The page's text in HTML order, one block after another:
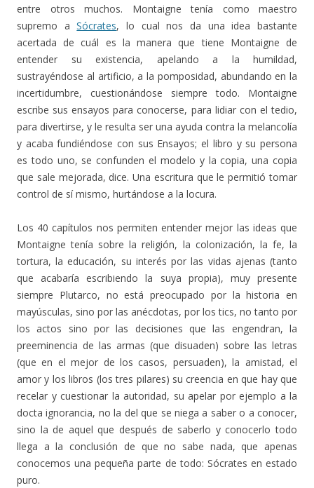
entre otros muchos. Montaigne tenía como maestro
supremo aSócrates, lo cual nos da una idea bastante
acertada de cuál es la manera que tiene Montaigne de
entender su existencia, apelando a la humildad,
sustrayéndose al artificio, a la pomposidad, abundando en la
incertidumbre, cuestionándose siempre todo. Montaigne
escribe sus ensayos para conocerse, para lidiar con el tedio,
para divertirse, y le resulta ser una ayuda contra la melancolía
y acaba fundiéndose con sus Ensayos; el libro y su persona
es todo uno, se confunden el modelo y la copia, una copia
que sale mejorada, dice. Una escritura que le permitió tomar
control de sí mismo, hurtándose a la locura.
Los 40 capítulos nos permiten entender mejor las ideas que
Montaigne tenía sobre la religión, la colonización, la fe, la
tortura, la educación, su interés por las vidas ajenas (tanto
que acabaría escribiendo la suya propia), muy presente
siempre Plutarco, no está preocupado por la historia en
mayúsculas, sino por las anécdotas, por los tics, no tanto por
los actos sino por las decisiones que las engendran, la
preeminencia de las armas (que disuaden) sobre las letras
(que en el mejor de los casos, persuaden), la amistad, el
amor y los libros (los tres pilares) su creencia en que hay que
recelar y cuestionar la autoridad, su apelar por ejemplo a la
docta ignorancia, no la del que se niega a saber o a conocer,
sino la de aquel que después de saberlo y conocerlo todo
llega a la conclusión de que no sabe nada, que apenas
conocemos una pequeña parte de todo: Sócrates en estado
puro.